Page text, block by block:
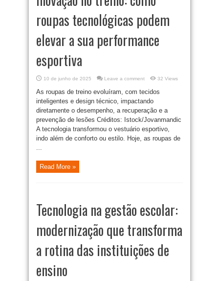
roupas tecnológicas podem
elevar a sua performance
esportiva
10 de junho de 2025 Leave a comment 32 Views
As roupas de treino evoluíram, com tecidos
inteligentes e design técnico, impactando
diretamente o desempenho, a recuperação e a
prevenção de lesões Créditos: Istock/Jovanmandic
A tecnologia transformou o vestuário esportivo,
indo além de conforto ou estilo. Hoje, as roupas de
...
Read More »
Tecnologia na gestão escolar:
modernização que transforma
a rotina das instituições de
ensino